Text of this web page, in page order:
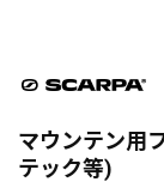
マウンテン用
テック等)